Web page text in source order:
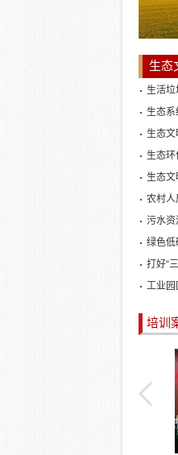
生态
生活
生态
生态
生态
生态
农村人
污水资
绿色低
打好“
工业园
培训